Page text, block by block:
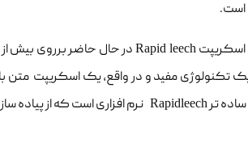
است.
اسکریپت Rapid leech
تکنولوژی مفید و در واقع، یک اسکریپت متن
ترRapidleech نرم افزاری است که از پیاده